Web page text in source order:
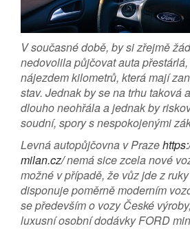
V současné době, by si zřejmě
nedovolila půjčovat auta
nájezdem kilometrů, která mají
stav. Jednak by se na trhu taková
dlouho neohřála a jednak by
soudní, spory s nespokojenými
Levná autopůjčovna v Praze
milan.cz/nemá sice zcela nové
možné v případě, že vůz jde z
disponuje poměrně moderním
se především o vozy České
luxusní osobní dodávky FORD